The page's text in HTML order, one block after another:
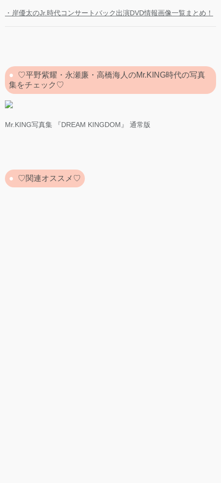
・岸優太のJr.時代コンサートバック出演DVD情報画像一覧まとめ！
♡平野紫耀・永瀬廉・高橋海人のMr.KING時代の写真
集をチェック♡
Mr.KING写真集 『DREAM KINGDOM』 通常版
♡関連オススメ♡